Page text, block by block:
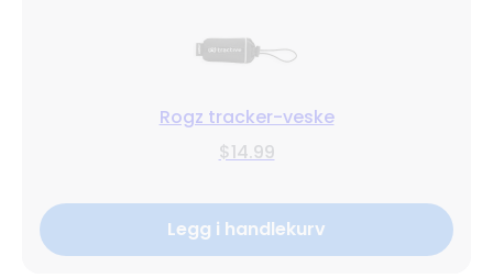
Rogz tracker-veske
$14.99
Legg i handlekurv